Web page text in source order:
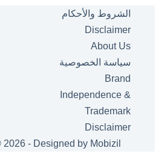
الشروط والأحكام
Disclaimer
About Us
سياسة الخصوصية
Brand
Independence &
Trademark
Disclaimer
2026 - Designed by Mobizil